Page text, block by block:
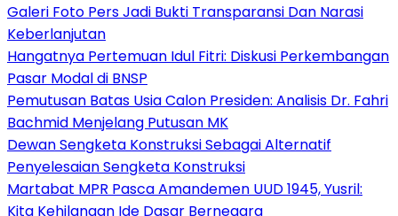
Galeri Foto Pers Jadi Bukti Transparansi Dan Narasi
Keberlanjutan
Hangatnya Pertemuan Idul Fitri: Diskusi Perkembangan
Pasar Modal di BNSP
Pemutusan Batas Usia Calon Presiden: Analisis Dr. Fahri
Bachmid Menjelang Putusan MK
Dewan Sengketa Konstruksi Sebagai Alternatif
Penyelesaian Sengketa Konstruksi
Martabat MPR Pasca Amandemen UUD 1945, Yusril:
Kita Kehilangan Ide Dasar Bernegara